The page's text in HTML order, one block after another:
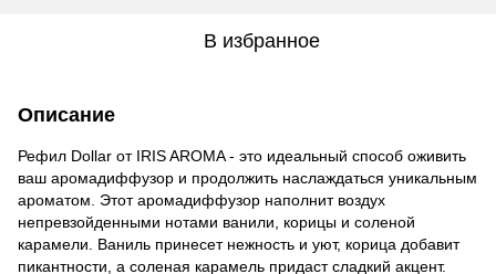
В избранное
Описание
Рефил Dollar от IRIS AROMA - это идеальный способ оживить
ваш аромадиффузор и продолжить наслаждаться уникальным
ароматом. Этот аромадиффузор наполнит воздух
непревзойденными нотами ванили, корицы и соленой
карамели. Ваниль принесет нежность и уют, корица добавит
пикантности, а соленая карамель придаст сладкий акцент.